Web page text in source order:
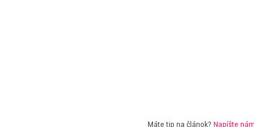
Máte tip na článok? Napíšte